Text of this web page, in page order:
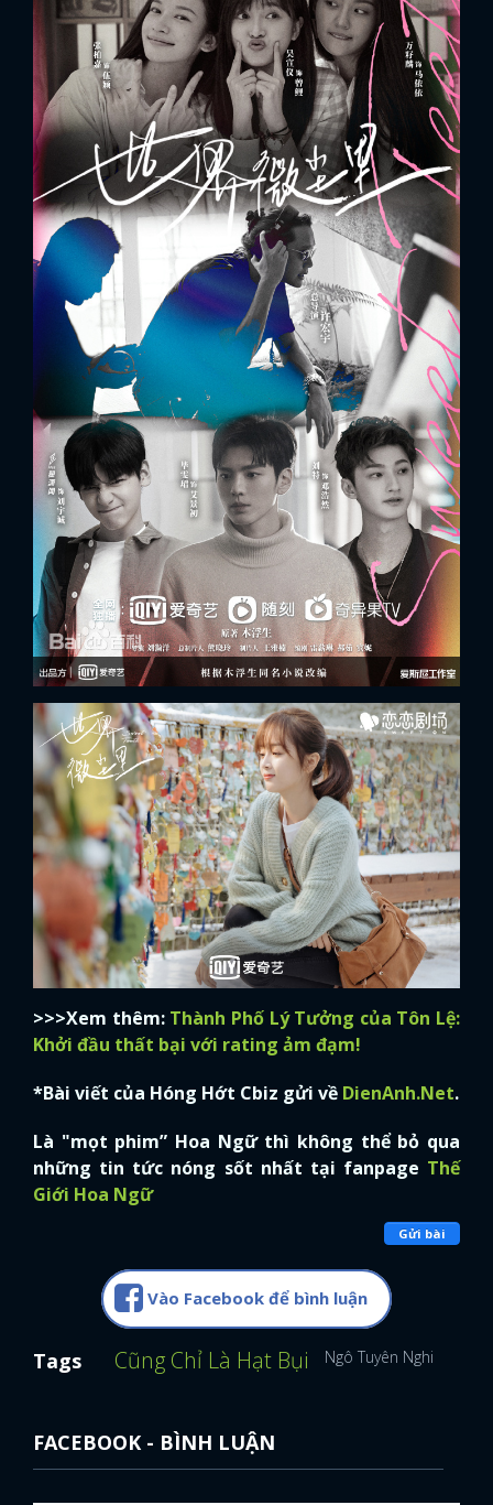
>>>Xem thêm:Thành Phố Lý Tưởng của Tôn Lệ:
Khởi đầu thất bại với rating ảm đạm!
*Bài viết của Hóng Hớt Cbiz gửi về DienAnh.Net.
Là "mọt phim” Hoa Ngữ thì không thể bỏ qua
những tin tức nóng sốt nhất tại fanpage Thế
Giới Hoa Ngữ
Gửi bài
Vào Facebook để bình luận
Tags Cũng Chỉ Là Hạt Bụi Ngô Tuyên Nghi
FACEBOOK - BÌNH LUẬN